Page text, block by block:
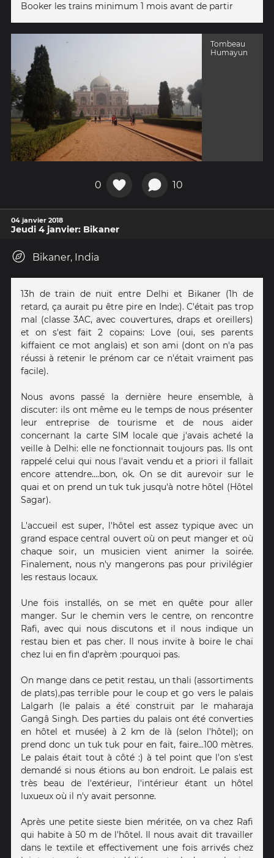
Booker les trains minimum 1 mois avant de partir
Tombeau
Humayun
0 10
04 janvier 2018
Jeudi 4 janvier: Bikaner
Bikaner, India
13h de train de nuit entre Delhi et Bikaner (1h de
retard, ça aurait pu être pire en Inde:). C'était pas trop
mal (classe 3AC, avec couvertures, draps et oreillers)
et on s'est fait 2 copains: Love (oui, ses parents
kiffaient ce mot anglais) et son ami (dont on n'a pas
réussi à retenir le prénom car ce n'était vraiment pas
facile).
Nous avons passé la dernière heure ensemble, à
discuter: ils ont même eu le temps de nous présenter
leur entreprise de tourisme et de nous aider
concernant la carte SIM locale que j'avais acheté la
veille à Delhi: elle ne fonctionnait toujours pas. Ils ont
rappelé celui qui nous l'avait vendu et a priori il fallait
encore attendre....bon, ok. On se dit aurevoir sur le
quai et on prend un tuk tuk jusqu'à notre hôtel (Hôtel
Sagar).
L'accueil est super, l'hôtel est assez typique avec un
grand espace central ouvert où on peut manger et où
chaque soir, un musicien vient animer la soirée.
Finalement, nous n'y mangerons pas pour privilégier
les restaus locaux.
Une fois installés, on se met en quête pour aller
manger. Sur le chemin vers le centre, on rencontre
Rafi, avec qui nous discutons et il nous indique un
restau bien et pas cher. Il nous invite à boire le chaï
chez lui en fin d'aprèm :pourquoi pas.
On mange dans ce petit restau, un thali (assortiments
de plats),pas terrible pour le coup et go vers le palais
Lalgarh (le palais a été construit par le maharaja
Gangâ Singh. Des parties du palais ont été converties
en hôtel et musée) à 2 km de là (selon l'hôtel); on
prend donc un tuk tuk pour en fait, faire...100 mètres.
Le palais était tout à côté :) à tel point que l'on s'est
demandé si nous étions au bon endroit. Le palais est
très beau de l'extérieur, l'intérieur étant un hôtel
luxueux où il n'y avait personne.
Après une petite sieste bien méritée, on va chez Rafi
qui habite à 50 m de l'hôtel. Il nous avait dit travailler
dans le textile et effectivement une fois arrivés chez